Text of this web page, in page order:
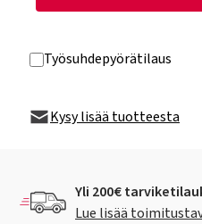
Työsuhdepyörätilaus
Kysy lisää tuotteesta
Yli 200€
Lue lisää